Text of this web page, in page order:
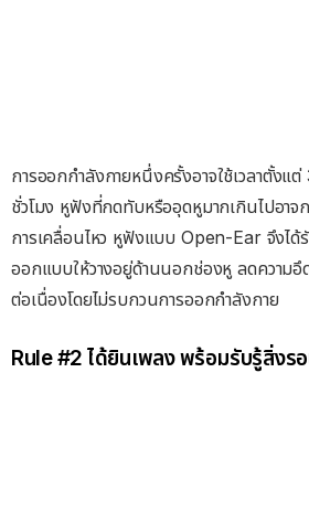
การออกกำลังกายหนึ่งครั้งอาจใช้เวลาตั้งแ
ชั่วโมง หูฟังที่กดทับหรืออุดหูมากเกินไปอาจ
การเคลื่อนไหว หูฟังแบบ Open-Ear จึงได้
ออกแบบให้วางอยู่ด้านนอกช่องหู ลดความอึ
ต่อเนื่องโดยไม่รบกวนการออกกำลังกาย
Rule #2 ได้ยินเพลง พร้อมรับรู้สิ่งร